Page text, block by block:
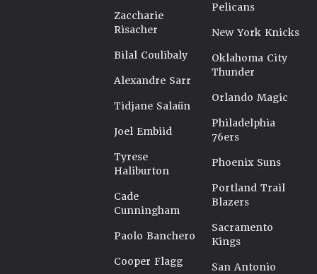
Zaccharie
Risacher
Bilal Coulibaly
Alexandre Sarr
Tidjane Salaün
Joel Embiid
Tyrese
Haliburton
Cade
Cunningham
Paolo Banchero
Cooper Flagg
Pelicans
New York Knicks
Oklahoma City
Thunder
Orlando Magic
Philadelphia
76ers
Phoenix Suns
Portland Trail
Blazers
Sacramento
Kings
San Antonio